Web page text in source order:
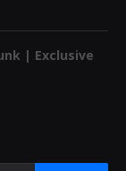
| Exclusive